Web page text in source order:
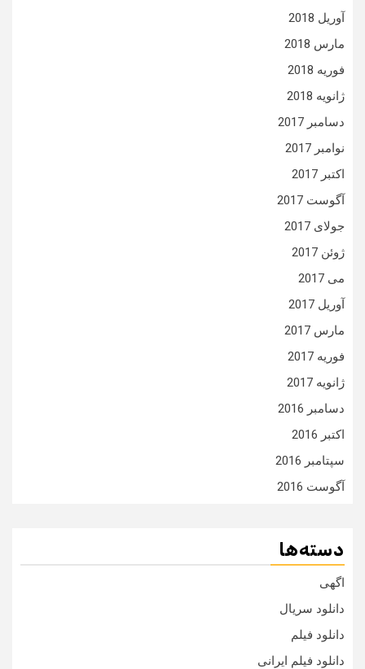
آوریل 2018
مارس 2018
فوریه 2018
ژانویه 2018
دسامبر 2017
نوامبر 2017
اکتبر 2017
آگوست 2017
جولای 2017
ژوئن 2017
می 2017
آوریل 2017
مارس 2017
فوریه 2017
ژانویه 2017
دسامبر 2016
اکتبر 2016
سپتامبر 2016
آگوست 2016
دسته‌ها
اگهی
دانلود سریال
دانلود فیلم
دانلود فیلم ایرانی